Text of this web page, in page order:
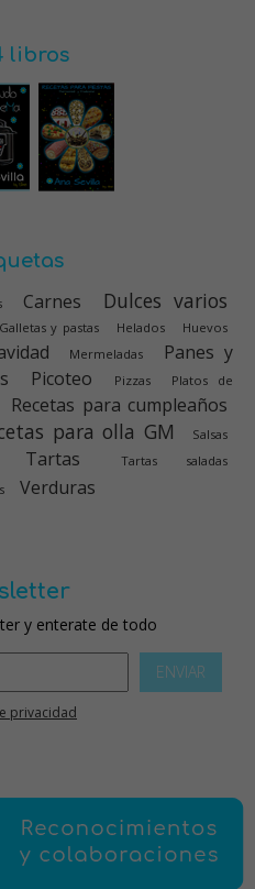
libros
Carnes Dulces varios
Galletas y pastas Helados Huevos
Mermeladas
Panes y
Picoteo Pizzas
Platos de
Recetas para cumpleaños
para olla GM
Salsas
Tartas Tartas saladas
Verduras
y enterate de todo
ENVIAR
privacidad